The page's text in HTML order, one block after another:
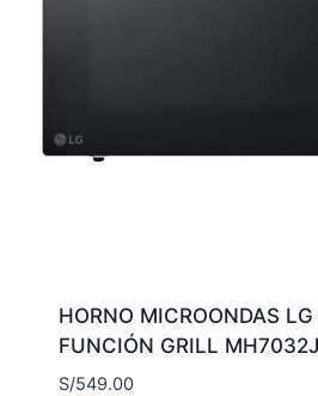
HORNO MICROONDAS
FUNCIÓN GRILL
S/549.00